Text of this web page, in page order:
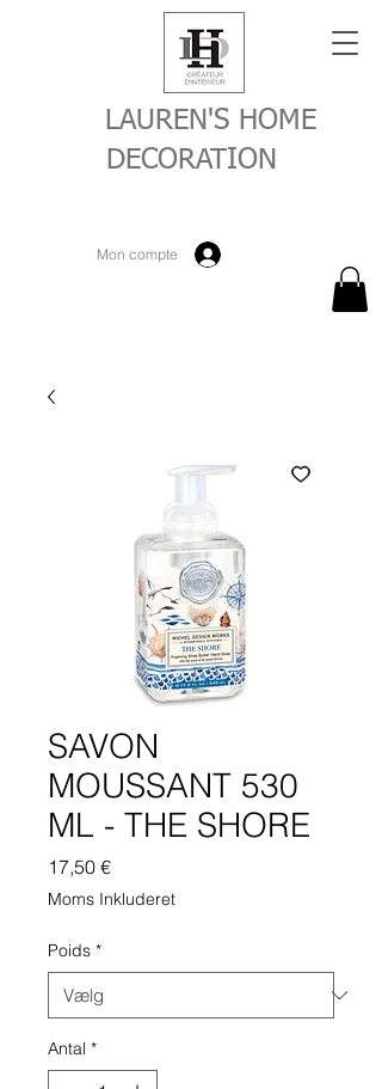
LAUREN'S HOME
DECORATION
Mon compte
SAVON
MOUSSANT 530
ML - THE SHORE
17,50 €Pris
Moms Inkluderet
Poids *
Antal *